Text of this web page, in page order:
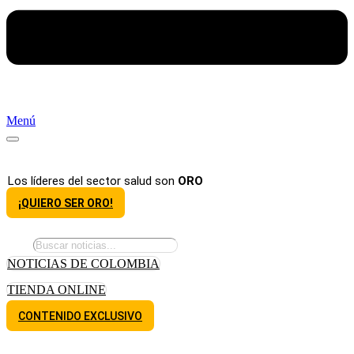
Menú
Los líderes del sector salud son ORO
¡QUIERO SER ORO!
NOTICIAS DE COLOMBIA
TIENDA ONLINE
CONTENIDO EXCLUSIVO